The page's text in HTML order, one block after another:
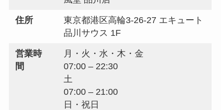
住所
東京都港区高輪3-26-27 エキュート
品川サウス 1F
営業時
間
月・火・水・木・金
07:00 – 22:30
土
07:00 – 21:00
日・祝日